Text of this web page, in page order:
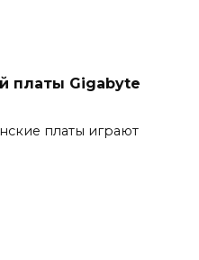
платы Gigabyte
платы играют